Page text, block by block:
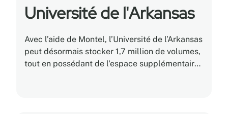
Université de l'Arkansas
Avec l’aide de Montel, l’Université de l’Arkansas
peut désormais stocker 1,7 million de volumes,
tout en possédant de l'espace supplémentaire